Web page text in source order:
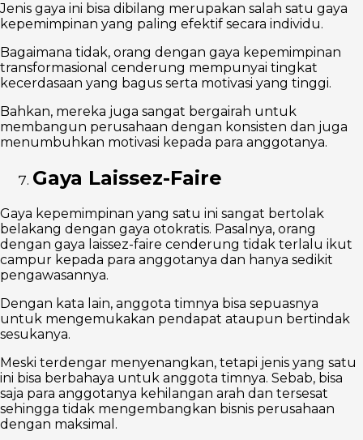
Jenis gaya ini bisa dibilang merupakan salah satu gaya
kepemimpinan yang paling efektif secara individu.
Bagaimana tidak, orang dengan gaya kepemimpinan
transformasional cenderung mempunyai tingkat
kecerdasaan yang bagus serta motivasi yang tinggi.
Bahkan, mereka juga sangat bergairah untuk
membangun perusahaan dengan konsisten dan juga
menumbuhkan motivasi kepada para anggotanya.
Gaya Laissez-Faire
Gaya kepemimpinan yang satu ini sangat bertolak
belakang dengan gaya otokratis. Pasalnya, orang
dengan gaya laissez-faire cenderung tidak terlalu ikut
campur kepada para anggotanya dan hanya sedikit
pengawasannya.
Dengan kata lain, anggota timnya bisa sepuasnya
untuk mengemukakan pendapat ataupun bertindak
sesukanya.
Meski terdengar menyenangkan, tetapi jenis yang satu
ini bisa berbahaya untuk anggota timnya. Sebab, bisa
saja para anggotanya kehilangan arah dan tersesat
sehingga tidak mengembangkan bisnis perusahaan
dengan maksimal.